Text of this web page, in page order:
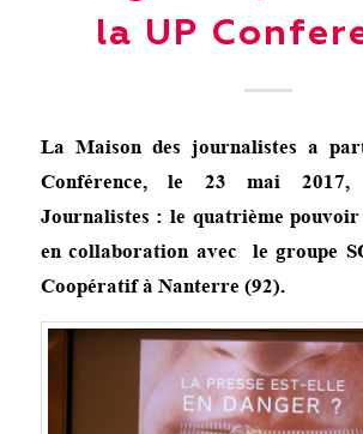
la UP
La Maison des journalistes a
Conférence, le 23 mai
Journalistes : le quatrième
en collaboration avec le groupe
Coopératif à Nanterre (92).